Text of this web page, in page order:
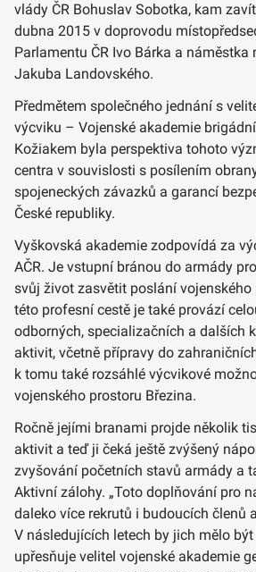
vlády ČR Bohuslav Sobotka, kam
dubna 2015 v doprovodu
Parlamentu ČR Ivo Bárka a
Jakuba Landovského.
Předmětem společného jednání s
výcviku – Vojenské akademie
Kožiakem byla perspektiva tohoto
centra v souvislosti s posílením
spojeneckých závazků a garancí
České republiky.
Vyškovská akademie zodpovídá za
AČR. Je vstupní bránou do armády
svůj život zasvětit poslání
této profesní cestě je také provází
odborných, specializačních a dalších
aktivit, včetně přípravy do
k tomu také rozsáhlé výcvikové
vojenského prostoru Březina.
Ročně jejími branami projde několik
aktivit a teď ji čeká ještě zvýšený
zvyšování početních stavů armády a
Aktivní zálohy. „Toto doplňování pro
daleko více rekrutů i budoucích členů
V následujících letech by jich mělo být
upřesňuje velitel vojenské akademie